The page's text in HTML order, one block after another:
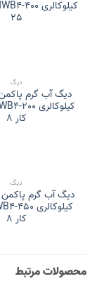
25
دیگ
کار 8
دیگ
کار 8
محصولات مرتبط